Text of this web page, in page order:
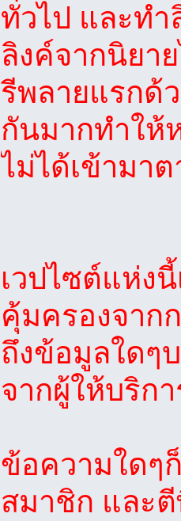
ทั่วไป และท
ลิงค์จากนิยา
รีพลายแรกด้
กันมากทำให้
ไม่ได้เข้ามา
เวปไซต์แห่ง
คุ้มครองจาก
ถึงข้อมูลใดๆ
จากผู้ให้บริก
ข้อความใดๆ
สมาชิก และ